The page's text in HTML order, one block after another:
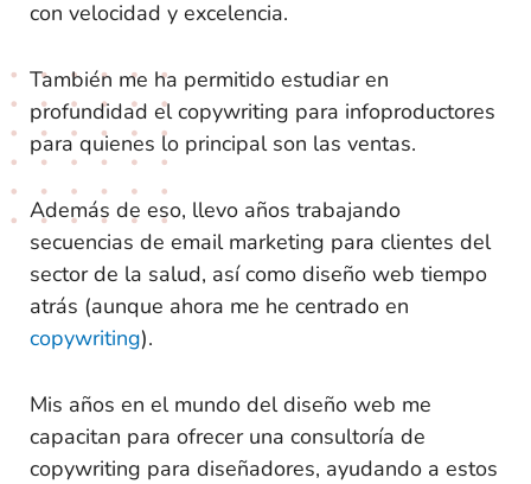
con velocidad y excelencia.
También me ha permitido estudiar en
profundidad el copywriting para infoproductores
para quienes lo principal son las ventas.
Además de eso, llevo años trabajando
secuencias de email marketing para clientes del
sector de la salud, así como diseño web tiempo
atrás (aunque ahora me he centrado en
copywriting).
Mis años en el mundo del diseño web me
capacitan para ofrecer una consultoría de
copywriting para diseñadores, ayudando a estos